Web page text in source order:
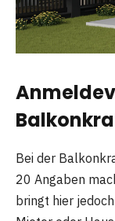
Bei der
20 Angaben
bringt hier